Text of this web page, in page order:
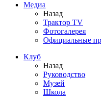
Медиа
Назад
Трактор TV
Фотогалерея
Официальные
Клуб
Назад
Руководство
Музей
Школа